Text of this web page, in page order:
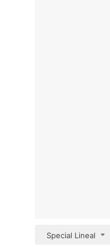
Special Lineal